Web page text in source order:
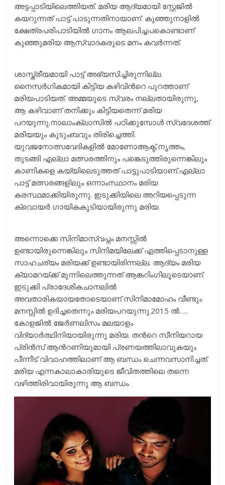
അട്ടപ്പാടിയിലെത്തിയത്. മരിയ ആദ്യമായി സ്റ്റേജില്‍
കയറുന്നത് പാട്ട് പാടുന്നതിനായാണ്. കുഞ്ഞുനാളില്‍
ക്ഷേത്രപരിപാടിയില്‍ ഗാനം ആലപിച്ചപകൊണ്ടാണ്
കുഞ്ഞുമരിയ ആസ്വാദകരുടെ മനം കവര്‍ന്നത്.
ശാസ്ത്രീയമായി പാട്ട് അഭ്യസിച്ചിരുന്നില്ല.
നൈസര്‍ഗികമായി കിട്ടിയ കഴിവിന്‍റെ പുറത്താണ്
മരിയപാടിയത്. അമ്മയുടെ സ്വരം നല്ലതായിരുന്നു,
ആ കഴിവാണ് തനിക്കും കിട്ടിയതെന്ന് മരിയ
പറയുന്നു.നാലാംക്ലാസില്‍ പഠിക്കുമ്പോള്‍ സ്വദേശത്ത്
മരിയയും കുടുംബവും തിരിച്ചെത്തി.
യുവജനോത്സവേദികളില്‍ മോണോആക്ട്,നൃത്തം,
തുടങ്ങി എല്ലാ മത്സരത്തിനും പങ്കെടുത്തിരുന്നെങ്കിലും
കാണികളെ കയ്യിലെടുത്തത് പാട്ടുപാടിയാണ്.എല്ലാ
പാട്ട് മത്സരങ്ങളിലും ഒന്നാംസ്ഥാനം മരിയ
കരസ്ഥമാക്കിയിരുന്നു. ഇടുക്കിയിലെ അറിയപ്പെടുന്ന
ക്വൊയര്‍ ഗായികകൂടിയായിരുന്നു മരിയ.
അന്നൊക്കെ സിനിമാസ്വപ്നം മനസ്സില്‍
ഉണ്ടായിരുന്നെങ്കിലും സിനിമയിലേക്ക് എത്തിപ്പെടാനുള്ള
സാഹചര്യം മരിയക്ക് ഉണ്ടായിരിന്നല്ല. ആദ്യം മരിയ
ക്യാമറയ്ക്ക് മുന്നിലെത്തുന്നത് ആങ്കറിംഗിലൂടെയാണ്.
ഇടുക്കി പ്രാദേശികചാനലില്‍
അവതാരികയായതോടെയാണ് സിനിമാമോഹം വീണ്ടും
മനസ്സില്‍ ഉദിച്ചതെന്നും മരിയപറയുന്നു.2015 ല്‍…..
കോളജില്‍ ജേര്‍ണലിസം മലയാളം
വിദ്യാര്‍ത്ഥിനിയായിരുന്നു മരിയ. തന്‍റെ സീനിയറായ
പ്രിന്‍സ് ആന്‍റണിയുമായി പ്രണയത്തിലാവുകയും
പീന്നീട് വിവാഹത്തിലാണ് ആ ബന്ധം ചെന്നവസാനിച്ചത്.
മരിയ എന്നകാലാകാരിയുടെ ജീവിതത്തിലെ തന്നെ
വഴിത്തിരിവായിരുന്നു ആ ബന്ധം.